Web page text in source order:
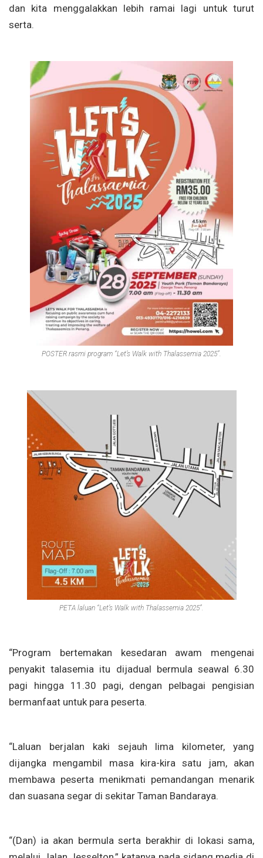
dan kita menggalakkan lebih ramai lagi untuk turut
serta.
POSTER rasmi program “Let’s Walk with Thalassemia 2025”.
PETA laluan “Let’s Walk with Thalassemia 2025”.
“Program bertemakan kesedaran awam mengenai
penyakit talasemia itu dijadual bermula seawal 6.30
pagi hingga 11.30 pagi, dengan pelbagai pengisian
bermanfaat untuk para peserta.
“Laluan berjalan kaki sejauh lima kilometer, yang
dijangka mengambil masa kira-kira satu jam, akan
membawa peserta menikmati pemandangan menarik
dan suasana segar di sekitar Taman Bandaraya.
“(Dan) ia akan bermula serta berakhir di lokasi sama,